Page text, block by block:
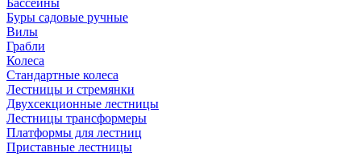
Бассейны
Буры садовые ручные
Вилы
Грабли
Колеса
Стандартные колеса
Лестницы и стремянки
Двухсекционные лестницы
Лестницы трансформеры
Платформы для лестниц
Приставные лестницы